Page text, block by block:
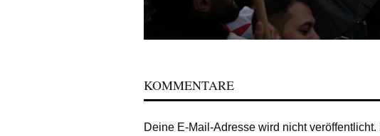
KOMMENTARE
Deine E-Mail-Adresse wird nicht veröffentlicht.